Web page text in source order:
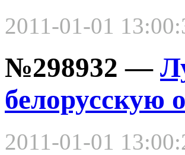
2011-01-01
№298932 —
белорусскую
2011-01-01